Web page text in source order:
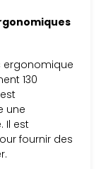
ergonomique
130
une
Il est
fournir des